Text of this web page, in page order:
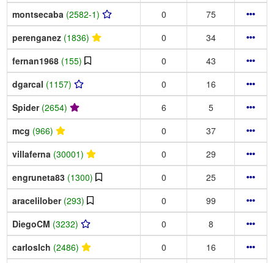
montsecaba (2582-1) 0
75
perenganez (1836) 0
34
fernan1968 (155) 0
43
dgarcal (1157) 0
16
Spider (2654) 6
5
mcg (966) 0
37
villaferna (30001) 0
29
engruneta83 (1300) 0
25
aracelilober (293) 0
99
DiegoCM (3232) 0
8
carloslch (2486) 0
16